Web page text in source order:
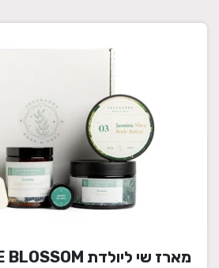
מארז שי ליולדת JASMINE BLOSSOM